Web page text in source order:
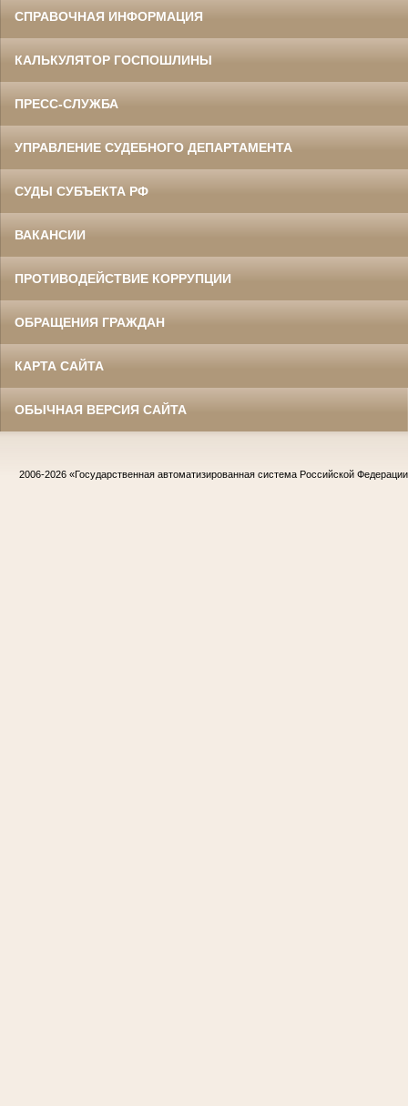
СПРАВОЧНАЯ ИНФОРМАЦИЯ
КАЛЬКУЛЯТОР ГОСПОШЛИНЫ
ПРЕСС-СЛУЖБА
УПРАВЛЕНИЕ СУДЕБНОГО ДЕПАРТАМЕНТА
СУДЫ СУБЪЕКТА РФ
ВАКАНСИИ
ПРОТИВОДЕЙСТВИЕ КОРРУПЦИИ
ОБРАЩЕНИЯ ГРАЖДАН
КАРТА САЙТА
ОБЫЧНАЯ ВЕРСИЯ САЙТА
2006-2026 «Государственная автоматизированная система Российской